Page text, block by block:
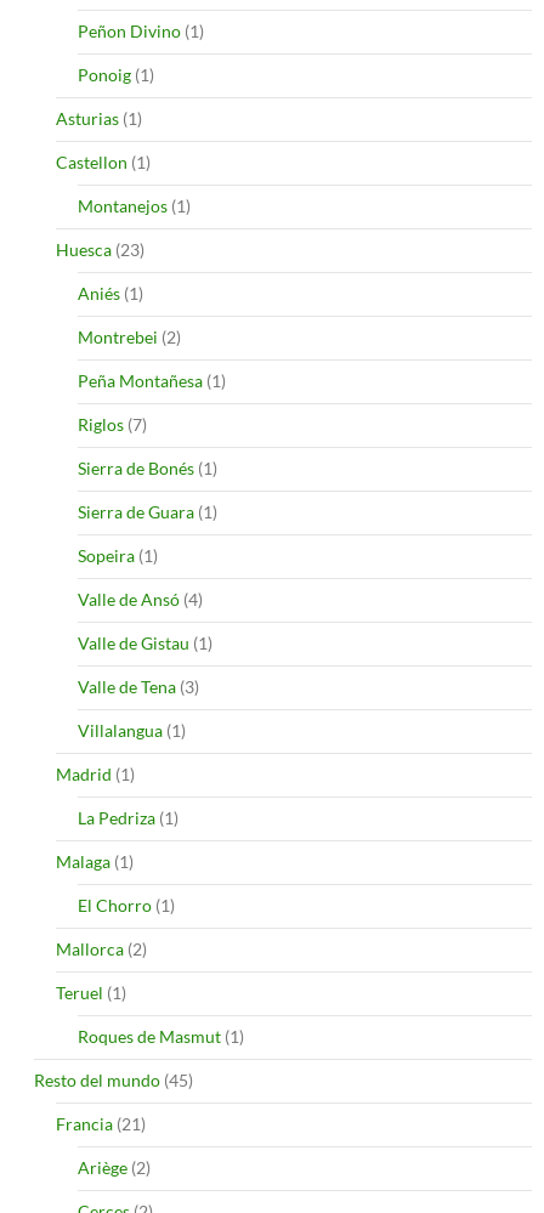
Peñon Divino (1)
Ponoig (1)
Asturias (1)
Castellon (1)
Montanejos (1)
Huesca (23)
Aniés (1)
Montrebei (2)
Peña Montañesa (1)
Riglos (7)
Sierra de Bonés (1)
Sierra de Guara (1)
Sopeira (1)
Valle de Ansó (4)
Valle de Gistau (1)
Valle de Tena (3)
Villalangua (1)
Madrid (1)
La Pedriza (1)
Malaga (1)
El Chorro (1)
Mallorca (2)
Teruel (1)
Roques de Masmut (1)
Resto del mundo (45)
Francia (21)
Ariège (2)